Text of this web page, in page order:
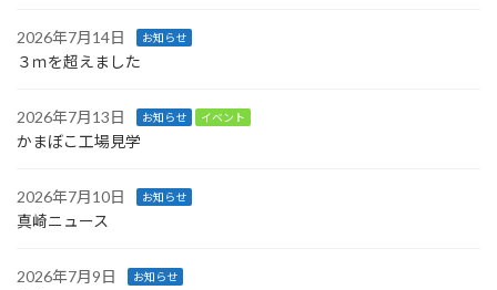
2026年7月14日 お知らせ
３ｍを超えました
2026年7月13日 お知らせ イベント
かまぼこ工場見学
2026年7月10日 お知らせ
真崎ニュース
2026年7月9日 お知らせ